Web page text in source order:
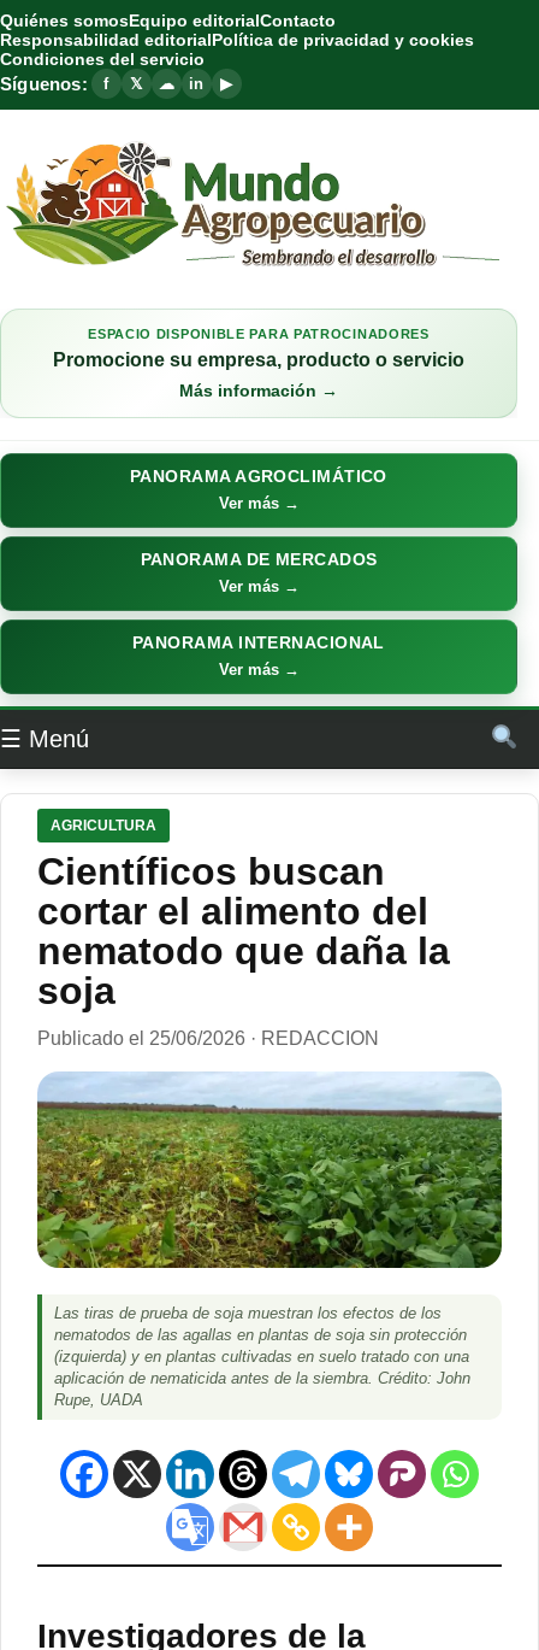
Quiénes somosEquipo editorialContacto
Responsabilidad editorialPolítica de privacidad y cookies
Condiciones del servicio
Síguenos: f 𝕏 ☁ in ▶
ESPACIO DISPONIBLE PARA PATROCINADORES
Promocione su empresa, producto o servicio
Más información →
PANORAMA AGROCLIMÁTICO
Ver más →
PANORAMA DE MERCADOS
Ver más →
PANORAMA INTERNACIONAL
Ver más →
☰ Menú
AGRICULTURA
Científicos buscan
cortar el alimento del
nematodo que daña la
soja
Publicado el 25/06/2026 · REDACCION
Las tiras de prueba de soja muestran los efectos de los
nematodos de las agallas en plantas de soja sin protección
(izquierda) y en plantas cultivadas en suelo tratado con una
aplicación de nematicida antes de la siembra. Crédito: John
Rupe, UADA
Investigadores de la